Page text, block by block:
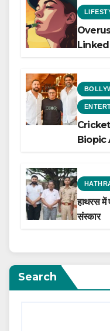
Biopic
हाथरस में
संस्कार
Search